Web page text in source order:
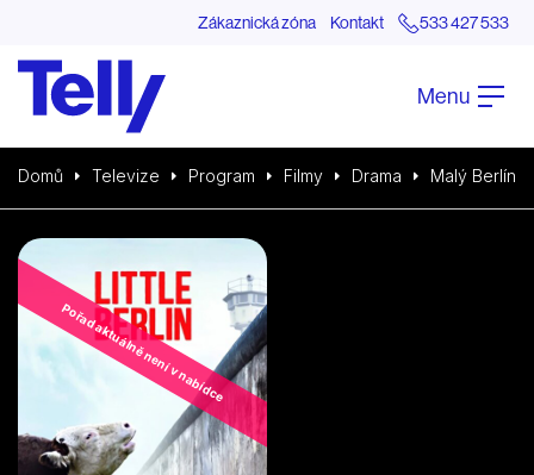
Zákaznická zóna Kontakt 533 427 533
Menu
Domů Televize Program Filmy Drama Malý Berlín
Pořad aktuálně není v nabídce